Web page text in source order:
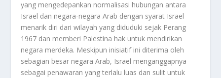
yang mengedepankan normalisasi hubungan antara
Israel dan negara-negara Arab dengan syarat Israel
menarik diri dari wilayah yang diduduki sejak Perang
1967 dan memberi Palestina hak untuk mendirikan
negara merdeka. Meskipun inisiatif ini diterima oleh
sebagian besar negara Arab, Israel menganggapnya
sebagai penawaran yang terlalu luas dan sulit untuk